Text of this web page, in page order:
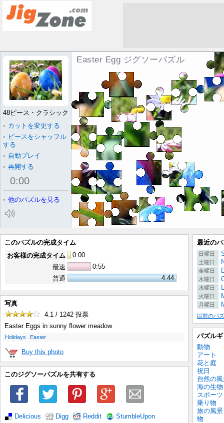
Easter Egg ジグソーパズル
48ピース・クラシック
• カットを変更する
• ピースをシャッフル
する
• 自動プレイ
• 再開する
0:00
• 他のパズルを見る
このパズルの完成タイム
お客様の完成タイム
0:00
最速
0:55
普通
4:44
写真
4.1 / 1242 投票
Easter Eggs in sunny flower meadow
Holidays Easter
Buy this photo
このジグソーパズルを共有する
Delicious Digg Reddit StumbleUpon
最近の
日曜日
土曜日
金曜日
木曜日
水曜日
火曜日
月曜日
以前のパ
パズル
動物
アート
花と庭
祝日
自然の
海の生物
スポーツ
乗り物
旅の風景
物